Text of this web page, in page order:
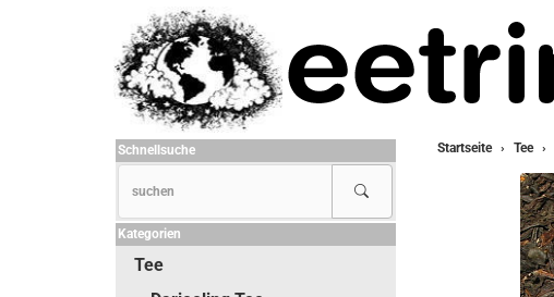
Startseite Tee
Schnellsuche
Kategorien
Tee